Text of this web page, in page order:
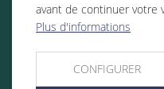
avant de continuer votre
Plus d'informations
CONFIGURER